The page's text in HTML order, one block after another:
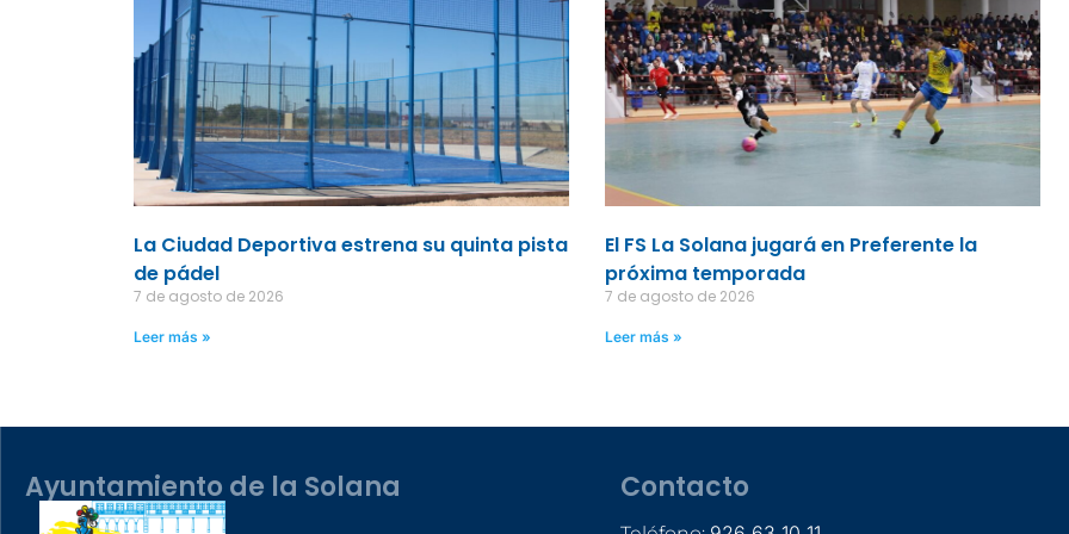
La Ciudad Deportiva estrena su quinta pista
de pádel
7 de agosto de 2026
Leer más »
El FS La Solana jugará en Preferente la
próxima temporada
7 de agosto de 2026
Leer más »
Ayuntamiento de la Solana Contacto